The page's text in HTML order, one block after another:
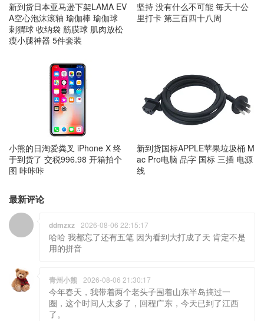
新到货日本亚马逊下架LAMA EV
A空心泡沫滚轴 瑜伽棒 瑜伽球
刺猬球 收纳袋 筋膜球 肌肉放松
瘦小腿神器 5件套装
坚持 没有什么不可能 毎天十公
里打卡 第三百四十八周
小熊的日淘爱粪叉 iPhone X 终
于到货了 交税996.98 开箱拍个
图 咔咔咔
新到货国标APPLE苹果垃圾桶 M
ac Pro电脑 品字 国标 三插 电源
线
最新评论
ddmzxz 2026-08-06 22:15:17
哈哈 我都忘了还有五笔 因为看到大打成了天 肯定不是
用的拼音
青州小熊 2026-08-06 21:30:17
今年春天，我带着两个老头子围着山东半岛搞过一
圈，这个时间人太多了，回程广东，今天已到了江西
了。